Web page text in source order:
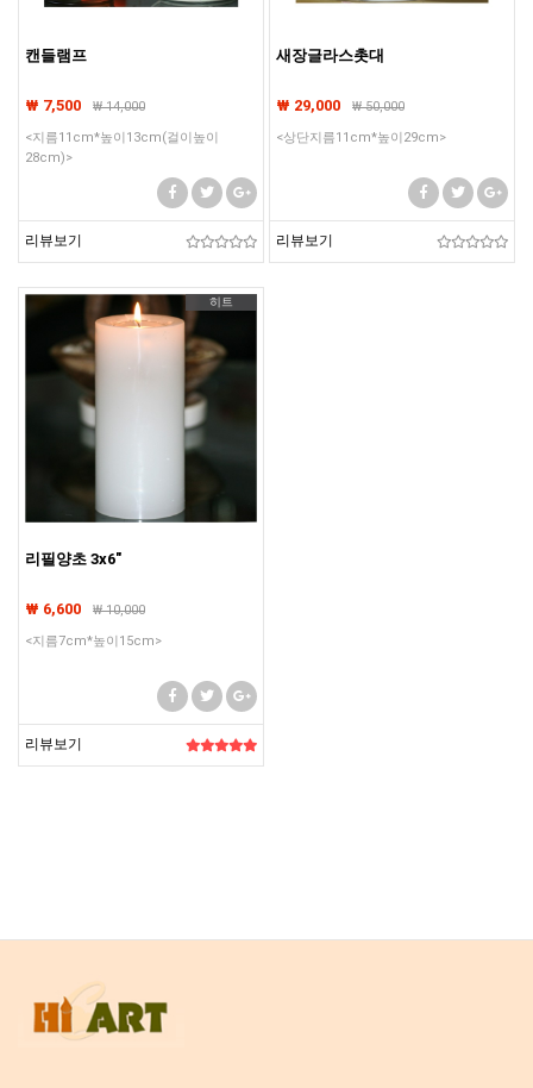
캔들램프
₩ 7,500 ₩14,000
<지름11cm*높이13cm(걸이높이
28cm)>
리뷰보기
새장글라스촛대
₩ 29,000 ₩50,000
<상단지름11cm*높이29cm>
리뷰보기
히트
리필양초 3x6"
₩ 6,600 ₩10,000
<지름7cm*높이15cm>
리뷰보기